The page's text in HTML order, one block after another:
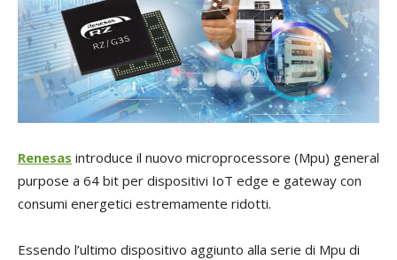
Renesas introduce il nuovo microprocessore (Mpu) general
purpose a 64 bit per dispositivi IoT edge e gateway con
consumi energetici estremamente ridotti.
Essendo l’ultimo dispositivo aggiunto alla serie di Mpu di